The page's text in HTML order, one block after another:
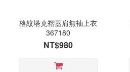
格紋塔克褶蓋肩無袖上衣
367180
NT$980